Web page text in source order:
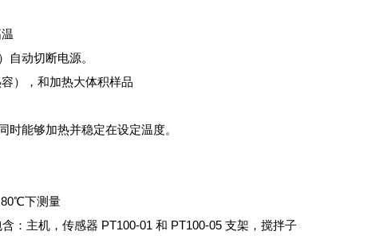
动切断电源。
），和加热大体积样品
能够加热并稳定在设定温度。
80℃下测量
：主机，传感器 PT100-01 和 PT100-05 支架，搅拌子